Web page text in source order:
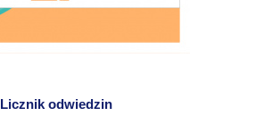
Licznik odwiedzin